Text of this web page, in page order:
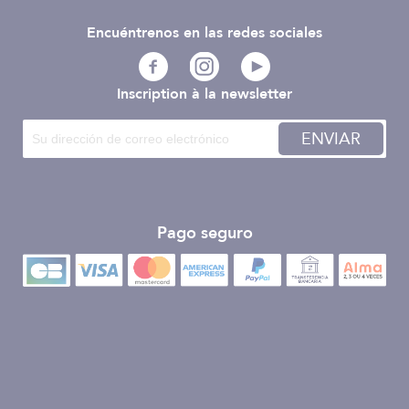
Inscription à la newsletter
ENVIAR
Pago seguro
Encuéntrenos en las redes sociales